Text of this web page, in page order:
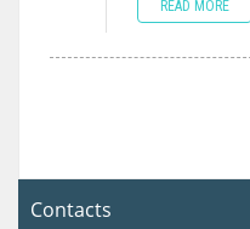
READ MORE
Contacts